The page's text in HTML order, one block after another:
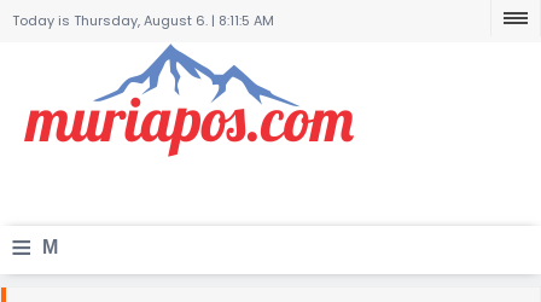
Today is Thursday, August 6. | 8:11:5 AM
≡ M